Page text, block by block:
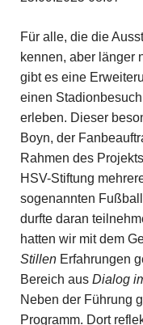
Für alle, die die
kennen, aber länger
gibt es eine
einen
erleben. Dieser
Boyn, der
Rahmen des Projekts
HSV-Stiftung
sogenannten
durfte daran
hatten wir mit dem
StillenErfahrungen
Bereich aus Dialog
Neben der Führung
Programm. Dort